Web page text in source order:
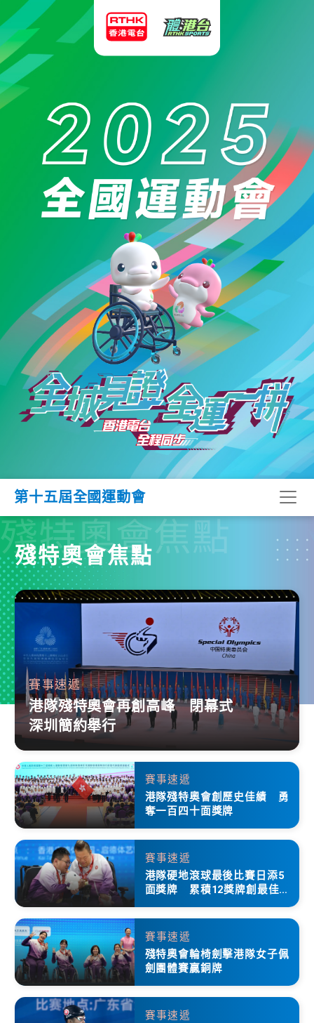
第十五屆全國運動會
殘特奧會焦點
殘特奧會焦點
賽事速遞
港隊殘特奧會再創高峰 閉幕式
深圳簡約舉行
賽事速遞
港隊殘特奧會創歷史佳績 勇
奪一百四十面獎牌
賽事速遞
港隊硬地滾球最後比賽日添5
面獎牌 累積12獎牌創最佳成
賽事速遞
殘特奧會輪椅劍擊港隊女子佩
劍團體賽贏銅牌
賽事速遞